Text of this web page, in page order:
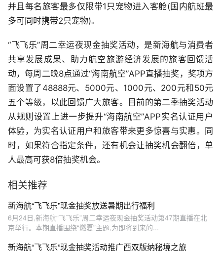
并且每名旅客最多仅限带1只宠物进入客舱(国内航班最
多可同时携带2只宠物)。
“飞飞乐”周二幸运夜现金抽奖活动，是新海航与消费者
共享发展成果、助力航空旅游经济发展的旅客回馈活
动，每周二晚8点通过“海南航空”APP直播抽奖，奖项方
面设置了48888元、5000元、1000元、200元和50元
五个等级，以此回馈广大旅客。目前的第二季抽奖活动
从规则设置上进一步提升“海南航空”APP实名认证用户
体验，为实名认证用户和旅客带来更多惊喜与实惠。同
时，如果符合指定条件，还有机会让抽奖机会翻倍，单
人最高可获8倍抽奖机会。
相关推荐
新海航“飞飞乐”现金抽奖放送暑期出行福利
6月24日,新海航“飞飞乐”周二幸运夜现金抽奖活动第47期直播在北
京举行。本期直播围绕“燃夏”主题,为即将到来的...
新海航“飞飞乐”现金抽奖活动推广西双版纳秘境之旅